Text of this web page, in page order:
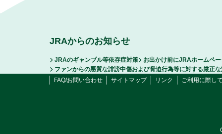
JRAからのお知らせ
JRAのギャンブル等依存症対策
お出かけ前にJRAホームペ
ファンからの悪質な誹謗中傷および脅迫行為等に対する厳正
FAQ/お問い合わせ
サイトマップ リンク ご利用に際し